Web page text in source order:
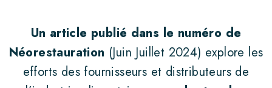
L’ENTREPRISE
NOS GAMMES
La Basquaise
Un article publié dans le numéro de
Néorestauration (Juin Juillet 2024) explore les
efforts des fournisseurs et distributeurs de